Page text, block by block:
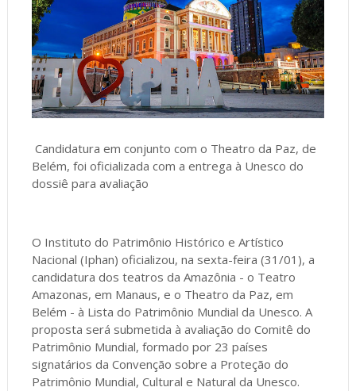
Candidatura em conjunto com o Theatro da Paz, de
Belém, foi oficializada com a entrega à Unesco do
dossiê para avaliação
O Instituto do Patrimônio Histórico e Artístico
Nacional (Iphan) oficializou, na sexta-feira (31/01), a
candidatura dos teatros da Amazônia - o Teatro
Amazonas, em Manaus, e o Theatro da Paz, em
Belém - à Lista do Patrimônio Mundial da Unesco. A
proposta será submetida à avaliação do Comitê do
Patrimônio Mundial, formado por 23 países
signatários da Convenção sobre a Proteção do
Patrimônio Mundial, Cultural e Natural da Unesco.